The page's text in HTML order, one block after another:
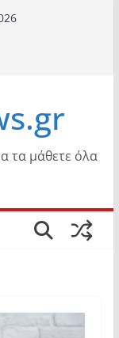
τα μάθετε όλα